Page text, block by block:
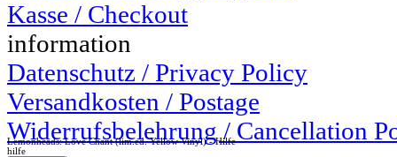
Kasse / Checkout
information
Datenschutz / Privacy Policy
Versandkosten / Postage
Widerrufsbelehrung / Cancellation
Lemonheads: Love Chant (lim.ed. Yellow Vinyl) - Hilfe
hilfe